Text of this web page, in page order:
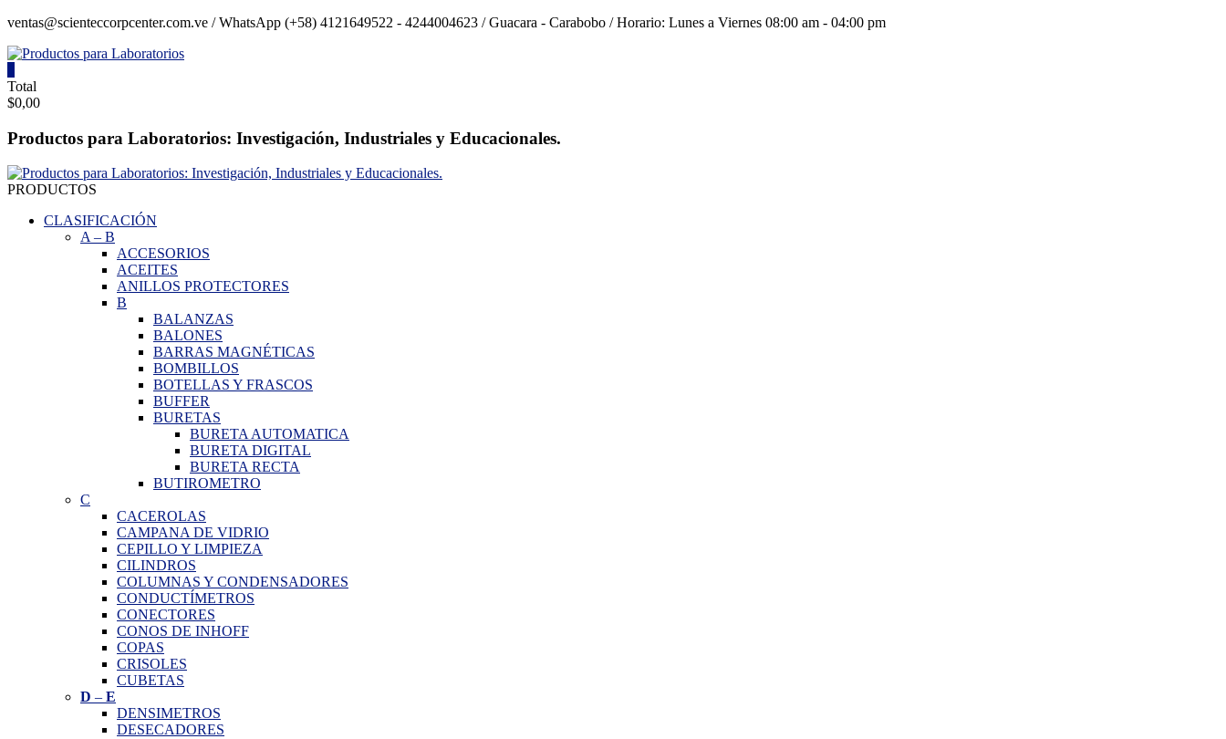
Saltar
ventas@scienteccorpcenter.com.ve / WhatsApp (+58) 4121649522 - 4244004623 / Guacara - Carabobo / Horario: Lunes a Viernes 08:00 am - 04:00 pm
Productos
para
Laboratorios
Investigación,
Industriales
y
Educacionales.
Total
$0,00
Productos para Laboratorios: Investigación, Industriales y Educacionales.
PRODUCTOS
CLASIFICACIÓN
A– B
ACCESORIOS
ACEITES
ANILLOS PROTECTORES
B
BALANZAS
BALONES
BARRAS MAGNÉTICAS
BOMBILLOS
BOTELLAS Y FRASCOS
BUFFER
BURETAS
BURETA AUTOMATICA
BURETA DIGITAL
BURETA RECTA
BUTIROMETRO
C
CACEROLAS
CAMPANA DE VIDRIO
CEPILLO Y LIMPIEZA
CILINDROS
COLUMNAS Y CONDENSADORES
CONDUCTÍMETROS
CONECTORES
CONOS DE INHOFF
COPAS
CRISOLES
CUBETAS
D – E
DENSIMETROS
DESECADORES